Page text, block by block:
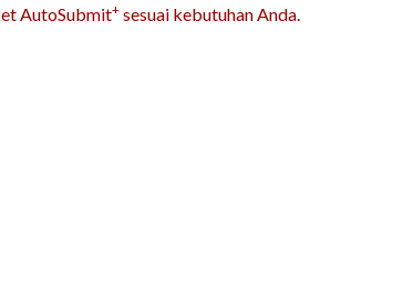
AutoSubmit+ sesuai kebutuhan Anda.